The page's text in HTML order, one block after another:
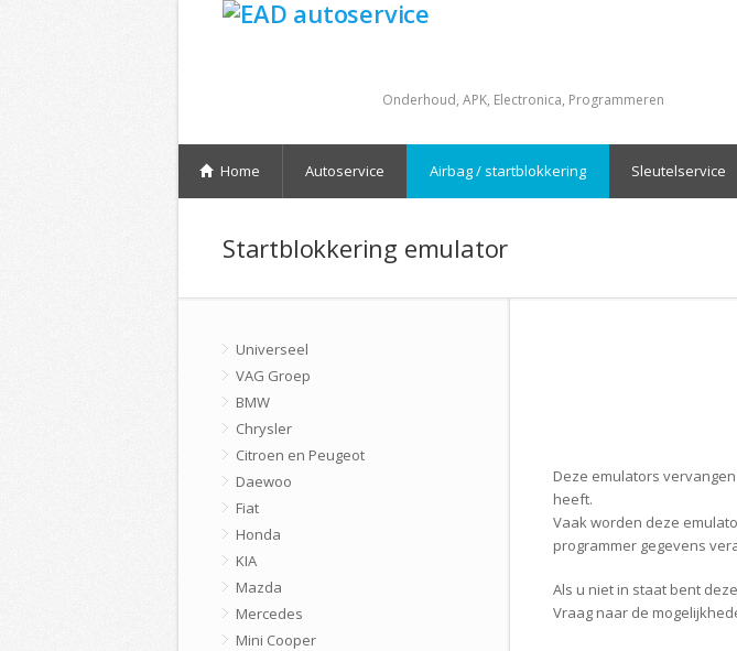
Onderhoud, APK, Electronica, Programmeren
Home Autoservice Airbag / startblokkering Sleutelservice
Startblokkering emulator
Universeel
VAG Groep
BMW
Chrysler
Citroen en Peugeot
Daewoo
Fiat
Honda
KIA
Mazda
Mercedes
Mini Cooper
Deze emulators
heeft.
Vaak worden deze
programmer gegevens
Als u niet in staat bent
Vraag naar de